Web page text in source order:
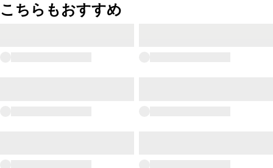
こちらもおすすめ